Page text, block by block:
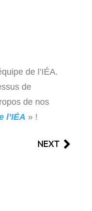
de l’IÉA.
de
de nos
l’IÉA » !
NEXT